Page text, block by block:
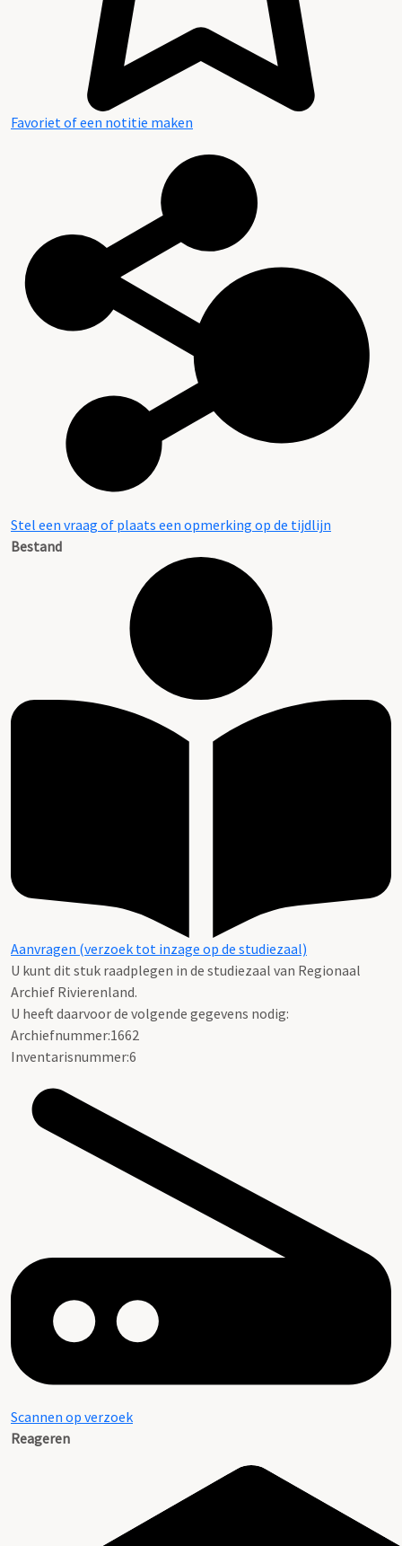
Favoriet of een notitie maken
Stel een vraag of plaats een opmerking op de tijdlijn
Bestand
Aanvragen (verzoek tot inzage op de studiezaal)
U kunt dit stuk raadplegen in de studiezaal van Regionaal
Archief Rivierenland.
U heeft daarvoor de volgende gegevens nodig:
Archiefnummer:1662
Inventarisnummer:6
Scannen op verzoek
Reageren